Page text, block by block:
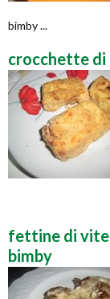
bimby ...
crocchette
fettine di
bimby